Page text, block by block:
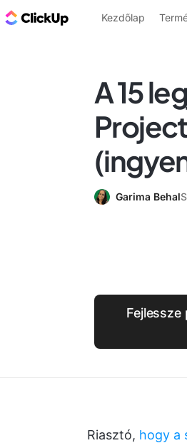
ClickUp blog
Kezdőlap
A 15
Garima Behal
Riasztó, hogy a